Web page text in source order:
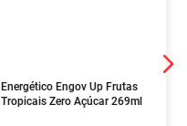
Energético Engov Up Frutas
Tropicais Zero Açúcar 269ml